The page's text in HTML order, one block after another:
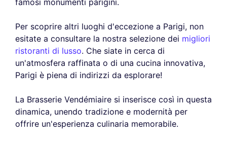
famosi monumenti parigini.
Per scoprire altri luoghi d'eccezione a Parigi, non
esitate a consultare la nostra selezione dei migliori
ristoranti di lusso. Che siate in cerca di
un'atmosfera raffinata o di una cucina innovativa,
Parigi è piena di indirizzi da esplorare!
La Brasserie Vendémiaire si inserisce così in questa
dinamica, unendo tradizione e modernità per
offrire un'esperienza culinaria memorabile.